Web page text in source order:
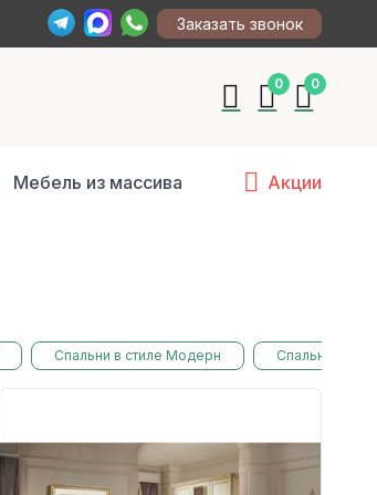
Заказать звонок
0 0
Мебель из массива Акции
Спальни в стиле Модерн Спальни из